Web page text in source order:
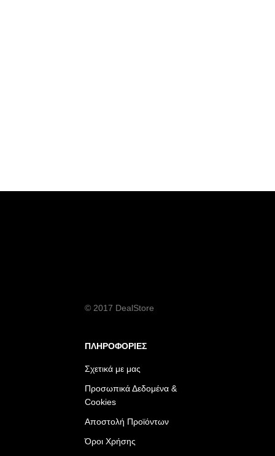
© 2017 DealStore
ΠΛΗΡΟΦΟΡΙΕΣ
Σχετικά με μας
Προσωπικά Δεδομένα &
Cookies
Αποστολή Προϊόντων
Όροι Χρήσης